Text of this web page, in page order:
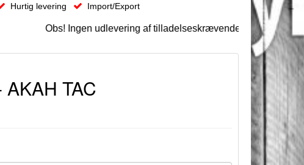
Hurtig levering Import/Export
Obs! Ingen udlevering af tilladelseskrævende våben uden
TAC